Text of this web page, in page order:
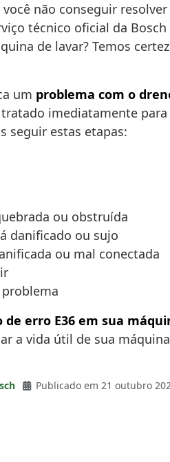
não conseguir
técnico oficial da
de lavar? Temos
um problema com o
imediatamente
seguir estas etapas:
ou obstruída
danificado ou sujo
ou mal conectada
erro E36 em sua
a vida útil de sua
Publicado em 21 outubro